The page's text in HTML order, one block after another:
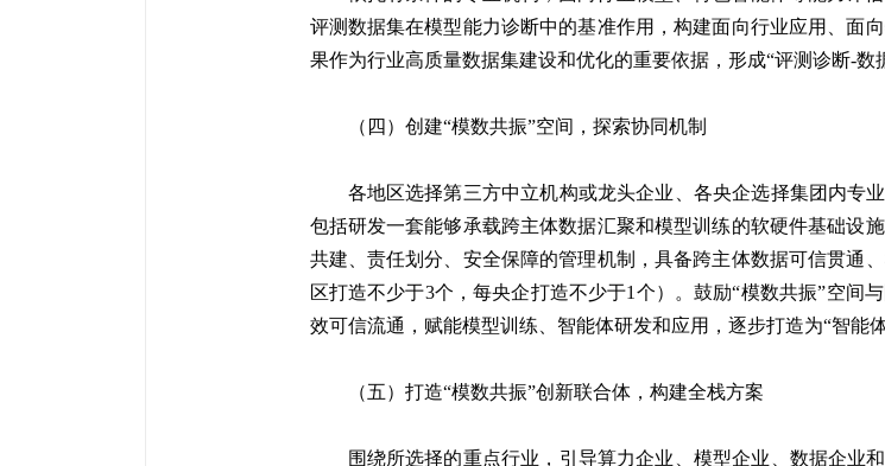
评测数据集在模型能力诊断中的基准作用，构建面向行业应用、面
果作为行业高质量数据集建设和优化的重要依据，形成“评测诊断-数
（四）创建“模数共振”空间，探索协同机制
各地区选择第三方中立机构或龙头企业、各央企选择集团内专
包括研发一套能够承载跨主体数据汇聚和模型训练的软硬件基础设
共建、责任划分、安全保障的管理机制，具备跨主体数据可信贯通
区打造不少于3个，每央企打造不少于1个）。鼓励“模数共振”空间
效可信流通，赋能模型训练、智能体研发和应用，逐步打造为“智能体
（五）打造“模数共振”创新联合体，构建全栈方案
围绕所选择的重点行业，引导算力企业、模型企业、数据企业